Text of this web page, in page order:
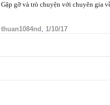
Gặp gỡ và trò chuyện với chuyên gia
thuan1084nd , 1/10/17